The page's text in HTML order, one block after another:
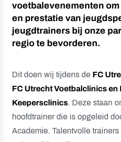
voetbalevenementen
en prestatie van
jeugdtrainers bij onze
regio te bevorderen.
Dit doen wij tijdens de FC
FC Utrecht Voetbalclinics en
Keepersclinics. Deze staan
hoofdtrainer die is opgeleid
Academie. Talentvolle